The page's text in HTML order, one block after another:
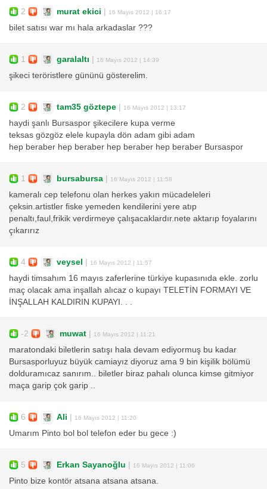
2 murat ekici | 16 Mayıs 2012 | 16:17
bilet satısı war mı hala arkadaslar ???
1 garalaltı | 16 Mayıs 2012 | 14:39
şikeci teröristlere gününü gösterelim.
2 tam35 göztepe | 16 Mayıs 2012 | 13:17
haydi şanlı Bursaspor şikecilere kupa verme
teksas gözgöz elele kupayla dön adam gibi adam
hep beraber hep beraber hep beraber hep beraber Bursaspor
1 bursabursa | 16 Mayıs 2012 | 11:58
kameralı cep telefonu olan herkes yakın mücadeleleri
çeksin.artistler fiske yemeden kendilerini yere atıp
penaltı,faul,frikik verdirmeye çalışacaklardır.nete aktarıp foyalarını
çıkarırız
4 veysel | 16 Mayıs 2012 | 11:57
haydi timsahım 16 mayıs zaferlerine türkiye kupasınıda ekle. zorlu
maç olacak ama inşallah alıcaz o kupayı TELETİN FORMAYI VE
İNŞALLAH KALDIRIN KUPAYI. . .
-2 muwat | 16 Mayıs 2012 | 11:21
maratondaki biletlerin satışı hala devam ediyormuş bu kadar
Bursasporluyuz büyük camiayız diyoruz ama 9 bin kişilik bölümü
dolduramıcaz sanırım.. biletler biraz pahalı olunca kimse gitmiyor
maça garip çok garip ..
6 Ali | 16 Mayıs 2012 | 11:20
Umarım Pinto bol bol telefon eder bu gece :)
5 Erkan Sayanoğlu | 16 Mayıs 2012 | 11:06
Pinto bize kontör atsana atsana atsana.